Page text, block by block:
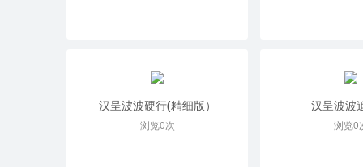
汉呈波波硬行(精细版）
浏览0次
汉呈波波
浏览0